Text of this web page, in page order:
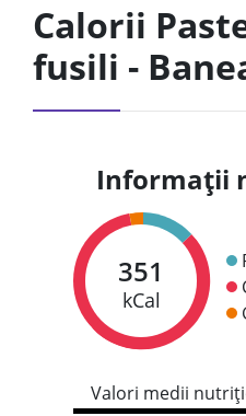
Calorii
fusili -
Informații
351
kCal
Valori medii